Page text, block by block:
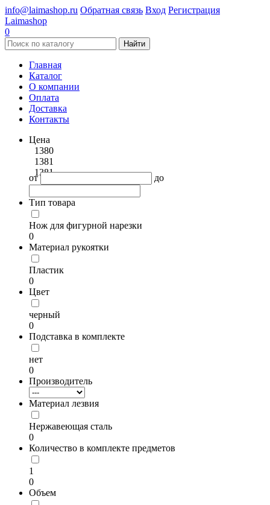
info@laimashop.ru Обратная связь Вход Регистрация
Laimashop
0
Найти
Главная
Каталог
О компании
Оплата
Доставка
Контакты
Цена
1380
1381
1381
от до
Тип товара
Нож для фигурной нарезки
0
Материал рукоятки
Пластик
0
Цвет
черный
0
Подставка в комплекте
нет
0
Производитель
Материал лезвия
Нержавеющая сталь
0
Количество в комплекте предметов
1
0
Объем